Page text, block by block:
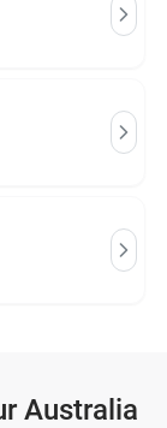
Australia